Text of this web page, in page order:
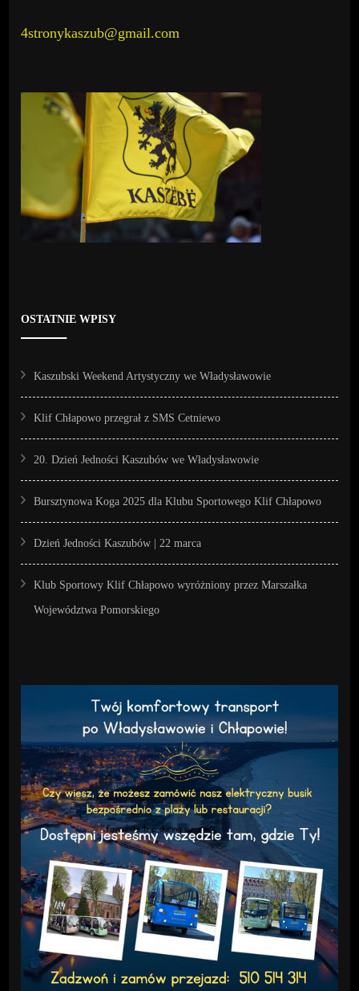
4stronykaszub@gmail.com
OSTATNIE WPISY
Kaszubski Weekend Artystyczny we Władysławowie
Klif Chłapowo przegrał z SMS Cetniewo
20. Dzień Jedności Kaszubów we Władysławowie
Bursztynowa Koga 2025 dla Klubu Sportowego Klif Chłapowo
Dzień Jedności Kaszubów | 22 marca
Klub Sportowy Klif Chłapowo wyróżniony przez Marszałka
Województwa Pomorskiego